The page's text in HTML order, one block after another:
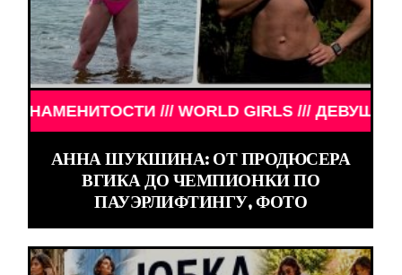
ЗНАМЕНИТОСТИ /// WORLD GIRLS ///
АННА ШУКШИНА: ОТ ПРОДЮСЕРА
ВГИКА ДО ЧЕМПИОНКИ ПО
ПАУЭРЛИФТИНГУ, ФОТО